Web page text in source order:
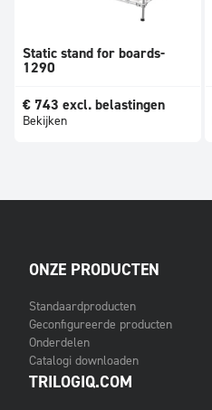
Static stand for boards-
1290
€ 743 excl. belastingen
Bekijken
ONZE PRODUCTEN
Standaardproducten
Geconfigureerde producten
Onderdelen
Catalogi downloaden
TRILOGIQ.COM